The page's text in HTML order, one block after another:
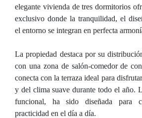
elegante vivienda de tres dormitorios
exclusivo donde la tranquilidad, el
el entorno se integran en perfecta
La propiedad destaca por su
con una zona de salón-comedor de
conecta con la terraza ideal para
y del clima suave durante todo el año.
funcional, ha sido diseñada para
practicidad en el día a día.